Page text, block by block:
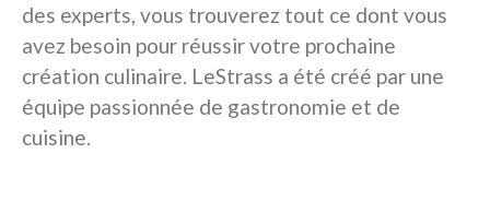
des experts, vous trouverez tout ce dont vous
avez besoin pour réussir votre prochaine
création culinaire. LeStrass a été créé par une
équipe passionnée de gastronomie et de
cuisine.